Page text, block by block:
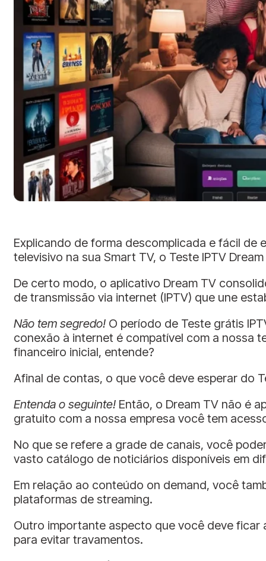
Explicando de forma descomplicada e fácil de
televisivo na sua Smart TV, o Teste IPTV
De certo modo, o aplicativo Dream TV
de transmissão via internet (IPTV) que une
Não tem segredo! O período de Teste grátis
conexão à internet é compatível com a nossa
financeiro inicial, entende?
Afinal de contas, o que você deve esperar do
Entenda o seguinte! Então, o Dream TV não é
gratuito com a nossa empresa você tem
No que se refere a grade de canais, você
vasto catálogo de noticiários disponíveis em
Em relação ao conteúdo on demand, você
plataformas de streaming.
Outro importante aspecto que você deve ficar
para evitar travamentos.